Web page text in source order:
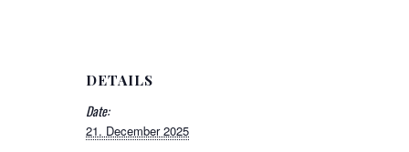
DETAILS
Date:
21. December 2025